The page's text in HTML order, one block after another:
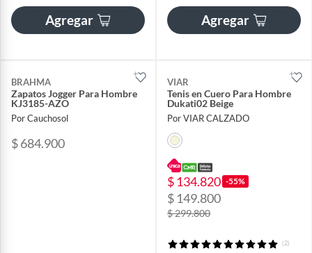
Agregar Agregar
BRAHMA
Zapatos Jogger Para Hombre
KJ3185-AZO
Por Cauchosol
$ 684.900
VIAR
Tenis en Cuero Para Hombre
Dukati02 Beige
Por VIAR CALZADO
$ 134.820 -55%
$ 149.800
$ 299.800
(2)